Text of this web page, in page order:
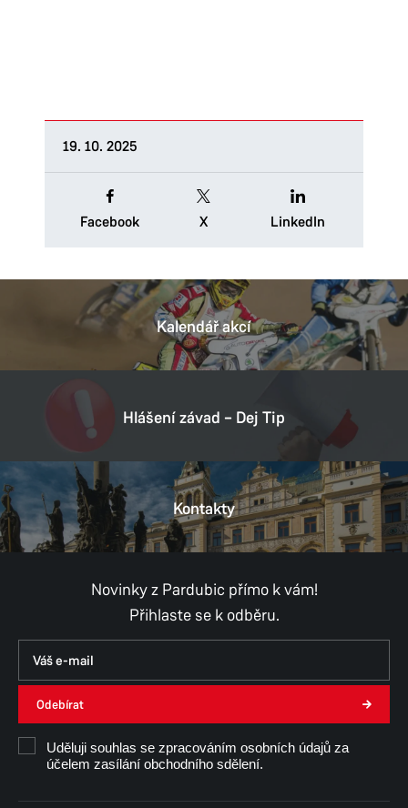
19. 10. 2025
Facebook X LinkedIn
Kalendář akcí
Hlášení závad – Dej Tip
Kontakty
Novinky z Pardubic přímo k vám!
Přihlaste se k odběru.
Odebírat
Uděluji souhlas se zpracováním osobních údajů za
účelem zasílání obchodního sdělení.